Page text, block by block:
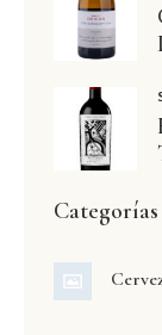
Categorías